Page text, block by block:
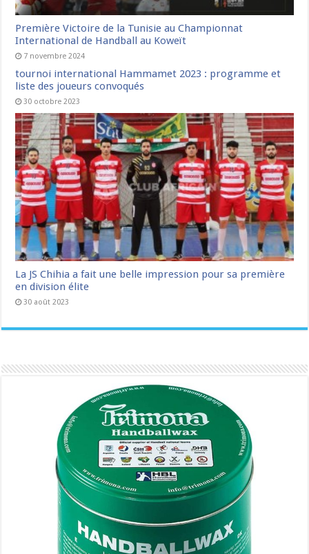
Première Victoire de la Tunisie au Championnat
International de Handball au Koweït
7 novembre 2024
tournoi international Hammamet 2023 : programme et
liste des joueurs convoqués
30 octobre 2023
La JS Chihia a fait une belle impression pour sa première
en division élite
30 août 2023